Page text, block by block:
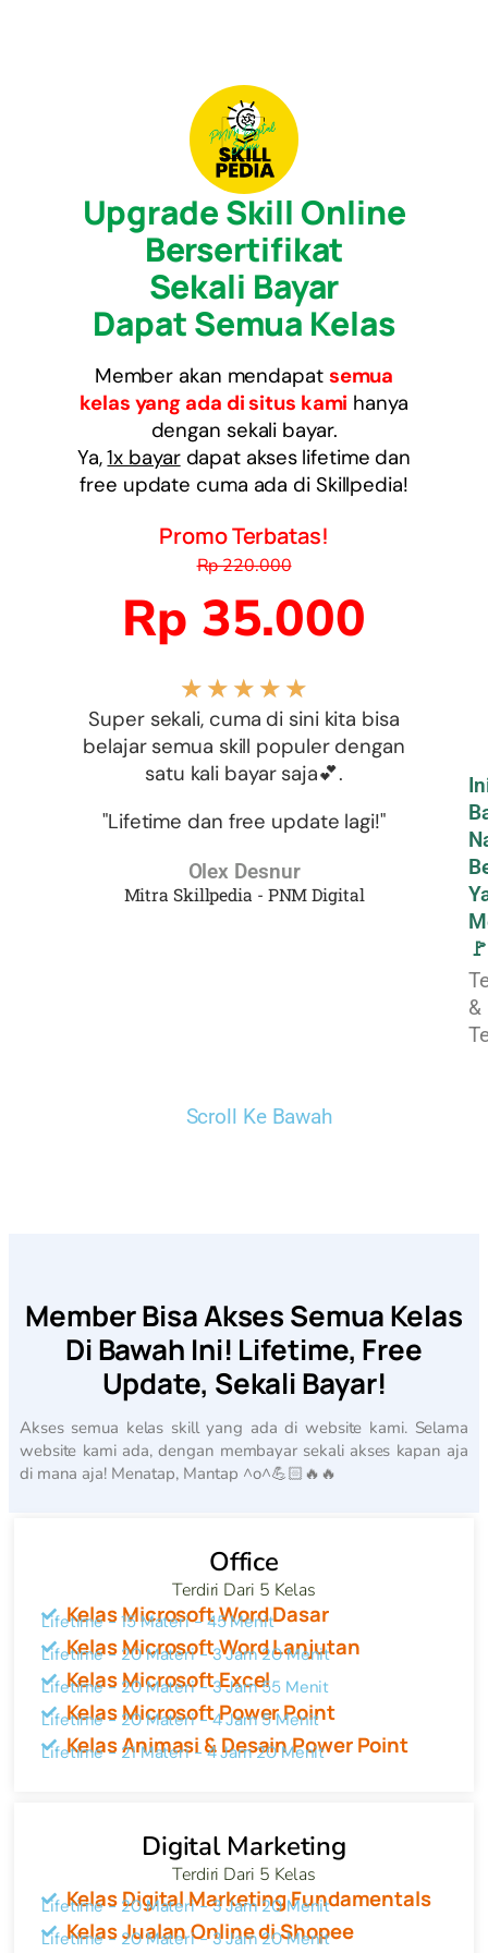
Upgrade Skill Online
Bersertifikat
Sekali Bayar
Dapat Semua Kelas
Member akan mendapat semua
kelas yang ada di situs kami hanya
dengan sekali bayar.
Ya,1x bayardapat akses lifetime dan
free update cuma ada di Skillpedia!
Promo Terbatas!
Rp 220.000
Rp 35.000
★ ★ ★ ★ ★
Super sekali, cuma di sini kita bisa
belajar semua skill populer dengan
satu kali bayar saja💕.
"Lifetime dan free update lagi!"
Olex Desnur
Mitra Skillpedia - PNM Digital
🚩
&
Scroll Ke Bawah
Member Bisa Akses Semua Kelas
Di Bawah Ini! Lifetime, Free
Update, Sekali Bayar!
Akses semua kelas skill yang ada di website kami. Selama
website kami ada, dengan membayar sekali akses kapan aja
di mana aja! Menatap, Mantap ^o^💪🏻🔥🔥
Office
Terdiri Dari 5 Kelas
Kelas Microsoft Word Dasar
Lifetime - 15 Materi - 45 Menit
Kelas Microsoft Word Lanjutan
Lifetime - 20 Materi - 3 Jam 20 Menit
Kelas Microsoft Excel
Lifetime - 20 Materi - 3 Jam 55 Menit
Kelas Microsoft Power Point
Lifetime - 20 Materi - 4 Jam 5 Menit
Kelas Animasi & Desain Power Point
Lifetime - 21 Materi - 4 Jam 20 Menit
Digital Marketing
Terdiri Dari 5 Kelas
Kelas Digital Marketing Fundamentals
Lifetime - 20 Materi - 3 Jam 20 Menit
Kelas Jualan Online di Shopee
Lifetime - 20 Materi - 3 Jam 20 Menit